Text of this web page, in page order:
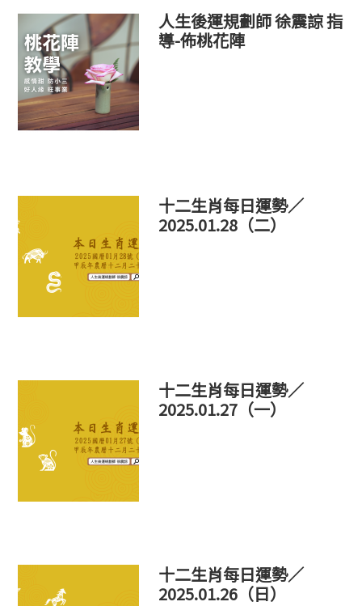
人生後運規劃師 徐震諒 指
導-佈桃花陣
十二生肖每日運勢／
2025.01.28（二）
十二生肖每日運勢／
2025.01.27（一）
十二生肖每日運勢／
2025.01.26（日）